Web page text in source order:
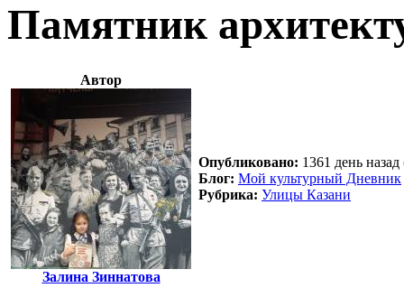
Памятник
Автор
Залина Зиннатова
Опубликовано: 1361 день
Блог: Мой культурный Дневник
Рубрика: Улицы Казани